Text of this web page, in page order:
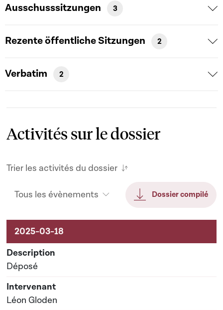
Ausschusssitzungen 3
Rezente öffentliche Sitzungen 2
Verbatim 2
Activités sur le dossier
Trier les activités du dossier
Tous les évènements Dossier compilé
Activités sur le dossier
Déposé
Léon Gloden